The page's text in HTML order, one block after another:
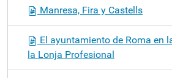
Manresa, Fira y Castells
El ayuntamiento de Roma en
la Lonja Profesional